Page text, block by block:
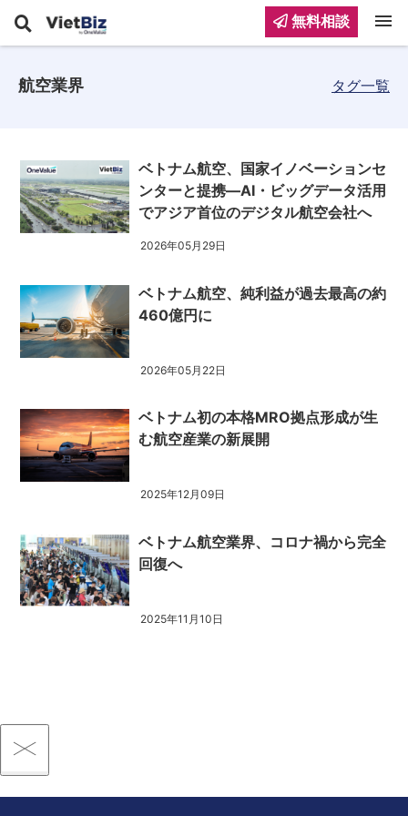
航空業界 タグ一覧
ベトナム航空、国家イノベーションセ
ンターと提携―AI・ビッグデータ活用
でアジア首位のデジタル航空会社へ
2026年05月29日
ベトナム航空、純利益が過去最高の約
460億円に
2026年05月22日
ベトナム初の本格MRO拠点形成が生
む航空産業の新展開
2025年12月09日
ベトナム航空業界、コロナ禍から完全
回復へ
2025年11月10日
無料相談 menu